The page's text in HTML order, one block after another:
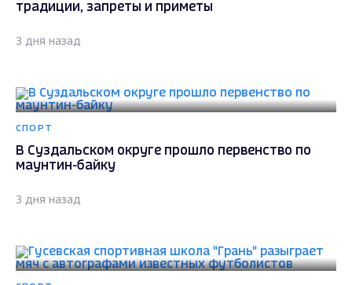
традиции, запреты и приметы
3 дня назад
СПОРТ
В Суздальском округе прошло первенство по
маунтин-байку
3 дня назад